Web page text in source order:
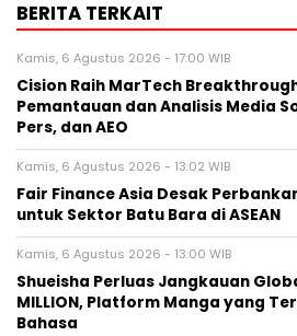
BERITA TERKAIT
Kamis, 6 Agustus 2026 - 17:00 WIB
Cision Raih MarTech
Pemantauan dan Analisis Media
Pers, dan AEO
Kamis, 6 Agustus 2026 - 13:02 WIB
Fair Finance Asia Desak
untuk Sektor Batu Bara di ASEAN
Kamis, 6 Agustus 2026 - 13:00 WIB
Shueisha Perluas Jangkauan
MILLION, Platform Manga yang
Bahasa